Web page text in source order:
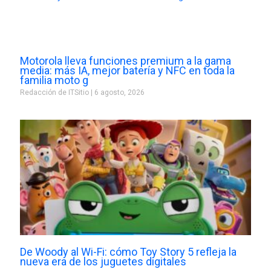
Motorola lleva funciones premium a la gama
media: más IA, mejor batería y NFC en toda la
familia moto g
Redacción de ITSitio 6 agosto, 2026
De Woody al Wi-Fi: cómo Toy Story 5 refleja la
nueva era de los juguetes digitales